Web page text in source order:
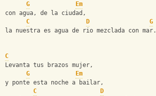
G
Em
con agua, de la ciudad,
C
D G
la nuestra es agua de rio mezclada con mar.
C
Levanta tus brazos mujer,
G
Em
y ponte esta noche a bailar,
C
D